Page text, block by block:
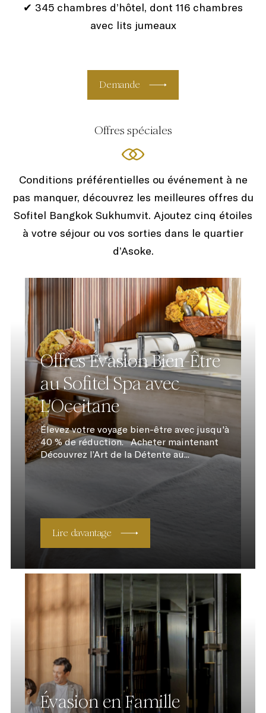
✔ 345 chambres d’hôtel, dont 116 chambres
avec lits jumeaux
Demande
Offres spéciales
Conditions préférentielles ou événement à ne
pas manquer, découvrez les meilleures offres du
Sofitel Bangkok Sukhumvit. Ajoutez cinq étoiles
à votre séjour ou vos sorties dans le quartier
d’Asoke.
Offres Évasion Bien-Être
au Sofitel Spa avec
L'Occitane
Élevez votre voyage bien-être avec jusqu'à
40 % de réduction. Acheter maintenant
Découvrez l’Art de la Détente au...
Lire davantage
Évasion en Famille